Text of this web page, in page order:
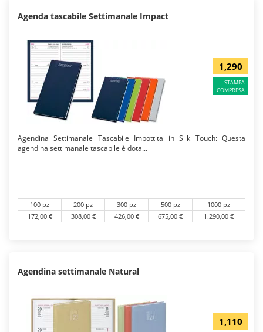
Agenda tascabile Settimanale Impact
1,290
STAMPA
COMPRESA
Agendina Settimanale Tascabile Imbottita in Silk Touch: Questa
agendina settimanale tascabile è dota...
100 pz 200 pz 300 pz 500 pz
1000 pz
172,00 €
308,00 € 426,00 € 675,00 € 1.290,00 €
Agendina settimanale Natural
1,110